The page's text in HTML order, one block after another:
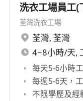
福利
提供醫療保險
設有員工增值
部技術培訓及
程管理能力。
洗衣工場員工(
荃灣洗衣工場
荃灣, 荃灣
4~8小時/天,
每天5-6小時
每週5-6天，
不限學歷及經